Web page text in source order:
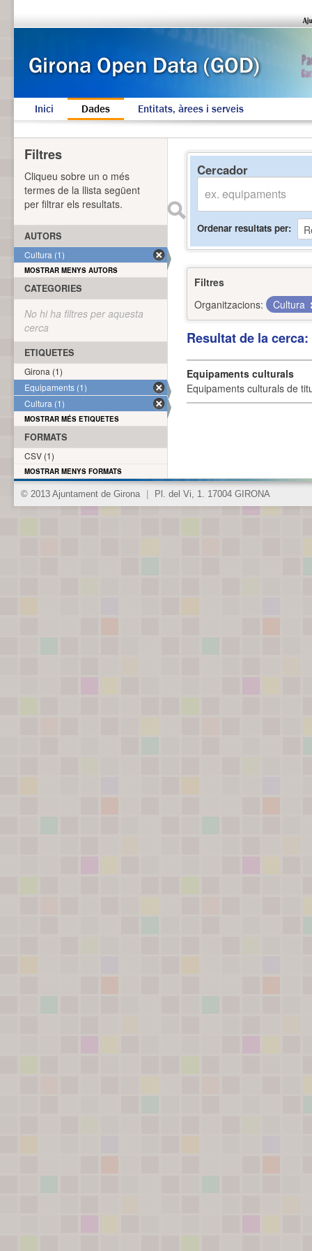
Inici Dades Entitats, àrees i serveis
Cercador
Ordenar resultats per
Filtres
Organitzacions:
Cultura
Resultat de la
Equipaments culturals
Equipaments culturals de
Filtres
Cliqueu sobre un o més
termes de la llista següent
per filtrar els resultats.
AUTORS
Cultura (1)
MOSTRAR MENYS AUTORS
CATEGORIES
No hi ha filtres per aquesta
cerca
ETIQUETES
Girona (1)
Equipaments (1)
Cultura (1)
MOSTRAR MÉS ETIQUETES
FORMATS
CSV (1)
MOSTRAR MENYS FORMATS
© 2013 Ajuntament de Girona Pl. del Vi, 1. 17004 GIRONA